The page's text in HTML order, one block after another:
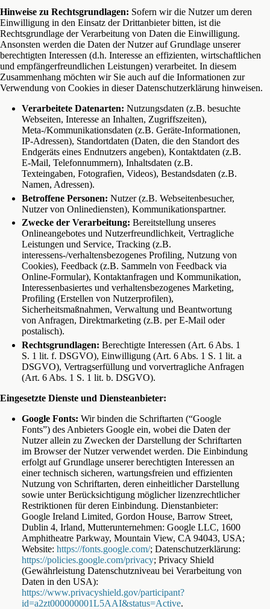
Hinweise zu Rechtsgrundlagen: Sofern wir die Nutzer um deren
Einwilligung in den Einsatz der Drittanbieter bitten, ist die
Rechtsgrundlage der Verarbeitung von Daten die Einwilligung.
Ansonsten werden die Daten der Nutzer auf Grundlage unserer
berechtigten Interessen (d.h. Interesse an effizienten, wirtschaftlichen
und empfängerfreundlichen Leistungen) verarbeitet. In diesem
Zusammenhang möchten wir Sie auch auf die Informationen zur
Verwendung von Cookies in dieser Datenschutzerklärung hinweisen.
Verarbeitete Datenarten: Nutzungsdaten (z.B. besuchte
Webseiten, Interesse an Inhalten, Zugriffszeiten),
Meta-/Kommunikationsdaten (z.B. Geräte-Informationen,
IP-Adressen), Standortdaten (Daten, die den Standort des
Endgeräts eines Endnutzers angeben), Kontaktdaten (z.B.
E-Mail, Telefonnummern), Inhaltsdaten (z.B.
Texteingaben, Fotografien, Videos), Bestandsdaten (z.B.
Namen, Adressen).
Betroffene Personen: Nutzer (z.B. Webseitenbesucher,
Nutzer von Onlinediensten), Kommunikationspartner.
Zwecke der Verarbeitung: Bereitstellung unseres
Onlineangebotes und Nutzerfreundlichkeit, Vertragliche
Leistungen und Service, Tracking (z.B.
interessens-/verhaltensbezogenes Profiling, Nutzung von
Cookies), Feedback (z.B. Sammeln von Feedback via
Online-Formular), Kontaktanfragen und Kommunikation,
Interessenbasiertes und verhaltensbezogenes Marketing,
Profiling (Erstellen von Nutzerprofilen),
Sicherheitsmaßnahmen, Verwaltung und Beantwortung
von Anfragen, Direktmarketing (z.B. per E-Mail oder
postalisch).
Rechtsgrundlagen: Berechtigte Interessen (Art. 6 Abs. 1
S. 1 lit. f. DSGVO), Einwilligung (Art. 6 Abs. 1 S. 1 lit. a
DSGVO), Vertragserfüllung und vorvertragliche Anfragen
(Art. 6 Abs. 1 S. 1 lit. b. DSGVO).
Eingesetzte Dienste und Diensteanbieter:
Google Fonts: Wir binden die Schriftarten (“Google
Fonts”) des Anbieters Google ein, wobei die Daten der
Nutzer allein zu Zwecken der Darstellung der Schriftarten
im Browser der Nutzer verwendet werden. Die Einbindung
erfolgt auf Grundlage unserer berechtigten Interessen an
einer technisch sicheren, wartungsfreien und effizienten
Nutzung von Schriftarten, deren einheitlicher Darstellung
sowie unter Berücksichtigung möglicher lizenzrechtlicher
Restriktionen für deren Einbindung. Dienstanbieter:
Google Ireland Limited, Gordon House, Barrow Street,
Dublin 4, Irland, Mutterunternehmen: Google LLC, 1600
Amphitheatre Parkway, Mountain View, CA 94043, USA;
Website: https://fonts.google.com/; Datenschutzerklärung:
https://policies.google.com/privacy; Privacy Shield
(Gewährleistung Datenschutzniveau bei Verarbeitung von
Daten in den USA):
https://www.privacyshield.gov/participant?
id=a2zt000000001L5AAI&status=Active.